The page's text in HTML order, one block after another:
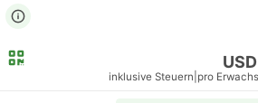
inklusive Steuern pro